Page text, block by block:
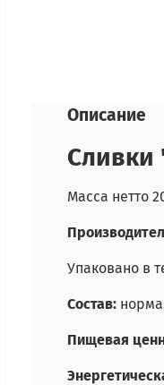
Описание
Сливки
Масса нетто
Упаковано в
Состав:
Пищевая